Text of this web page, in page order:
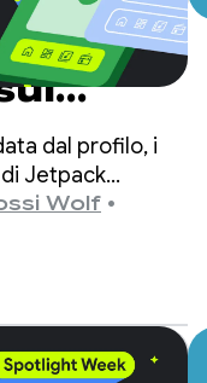
più
dal profilo, i
Jetpack
lavoro dietro le
Wolf •